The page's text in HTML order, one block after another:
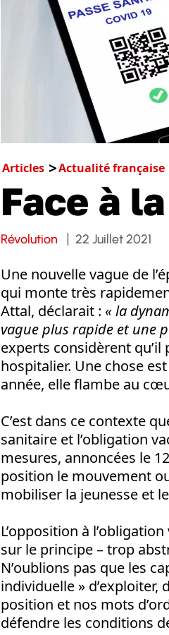
Articles Actualité française
Face à
Révolution 22 Juillet 2021
Une nouvelle vague de
qui monte très
Attal, déclarait : « la
vague plus rapide et une
experts considèrent
hospitalier. Une chose
année, elle flambe au
C’est dans ce contexte
sanitaire et l’obligation
mesures, annoncées le
position le mouvement
mobiliser la jeunesse et
L’opposition à
sur le principe – trop
N’oublions pas que les
individuelle »
position et nos mots
défendre les conditions